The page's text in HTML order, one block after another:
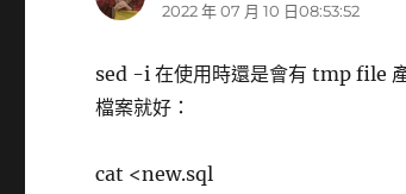
示:
2022 年 07 月 10 日08:53:52
sed -i 在使用時還是會有 tmp file
檔案就好：
cat <new.sql